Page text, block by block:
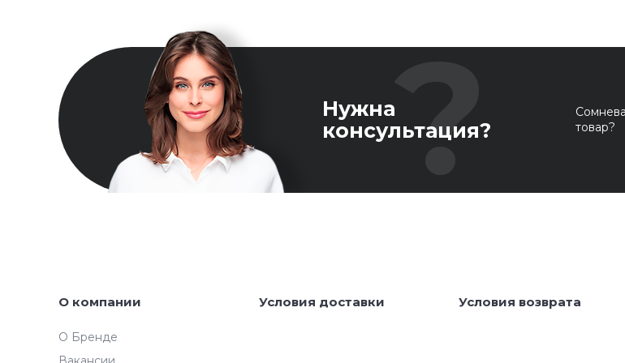
Нужна
консультация?
товар?
О компании
О Бренде
Условия доставки Условия возврата